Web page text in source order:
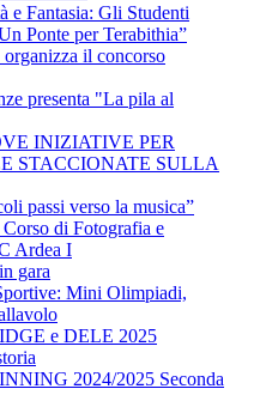
e Fantasia: Gli Studenti
Ponte per Terabithia”
il concorso
presenta "La pila al
INIZIATIVE PER
STACCIONATE SULLA
passi verso la musica”
di Fotografia e
Ardea I
gara
Mini Olimpiadi,
e DELE 2025
2024/2025 Seconda